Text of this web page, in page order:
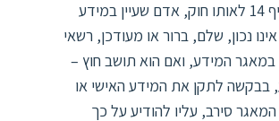
מידע. בנוסף, לפי סעיף 14 לאותו חוק, אדם שעיין במידע
נכון, שלם, ברור או מעודכן, רשאי
המידע, ואם הוא תושב חוץ –
בבקשה לתקן את המידע האישי או
סירב, עליו להודיע על כך